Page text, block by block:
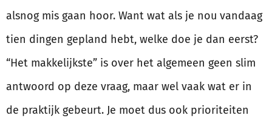
alsnog mis gaan hoor. Want wat als je nou vandaag
tien dingen gepland hebt, welke doe je dan eerst?
“Het makkelijkste” is over het algemeen geen slim
antwoord op deze vraag, maar wel vaak wat er in
de praktijk gebeurt. Je moet dus ook prioriteiten